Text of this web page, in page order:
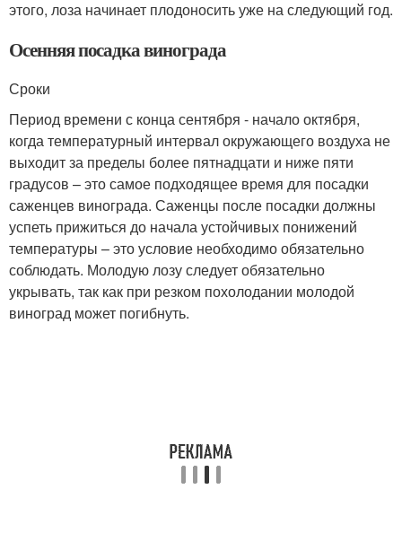
этого, лоза начинает плодоносить уже на следующий год.
Осенняя посадка винограда
Сроки
Период времени с конца сентября - начало октября,
когда температурный интервал окружающего воздуха не
выходит за пределы более пятнадцати и ниже пяти
градусов – это самое подходящее время для посадки
саженцев винограда. Саженцы после посадки должны
успеть прижиться до начала устойчивых понижений
температуры – это условие необходимо обязательно
соблюдать. Молодую лозу следует обязательно
укрывать, так как при резком похолодании молодой
виноград может погибнуть.